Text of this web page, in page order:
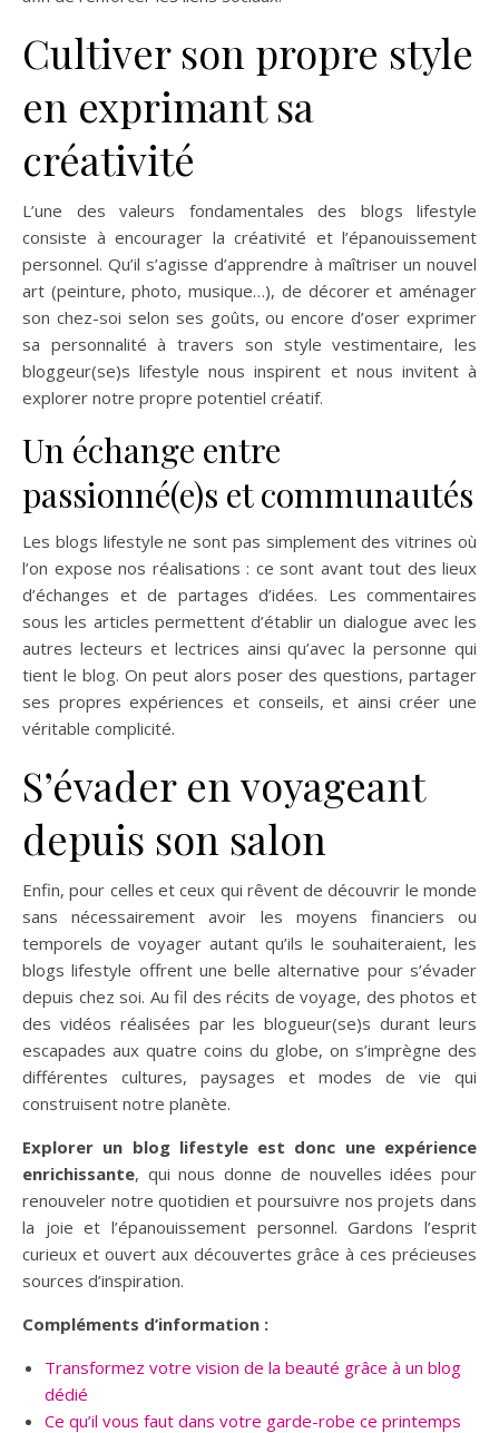
Cultiver son propre style
en exprimant sa
créativité
L’une des valeurs fondamentales des blogs lifestyle
consiste à encourager la créativité et l’épanouissement
personnel. Qu’il s’agisse d’apprendre à maîtriser un nouvel
art (peinture, photo, musique…), de décorer et aménager
son chez-soi selon ses goûts, ou encore d’oser exprimer
sa personnalité à travers son style vestimentaire, les
bloggeur(se)s lifestyle nous inspirent et nous invitent à
explorer notre propre potentiel créatif.
Un échange entre
passionné(e)s et communautés
Les blogs lifestyle ne sont pas simplement des vitrines où
l’on expose nos réalisations : ce sont avant tout des lieux
d’échanges et de partages d’idées. Les commentaires
sous les articles permettent d’établir un dialogue avec les
autres lecteurs et lectrices ainsi qu’avec la personne qui
tient le blog. On peut alors poser des questions, partager
ses propres expériences et conseils, et ainsi créer une
véritable complicité.
S’évader en voyageant
depuis son salon
Enfin, pour celles et ceux qui rêvent de découvrir le monde
sans nécessairement avoir les moyens financiers ou
temporels de voyager autant qu’ils le souhaiteraient, les
blogs lifestyle offrent une belle alternative pour s’évader
depuis chez soi. Au fil des récits de voyage, des photos et
des vidéos réalisées par les blogueur(se)s durant leurs
escapades aux quatre coins du globe, on s’imprègne des
différentes cultures, paysages et modes de vie qui
construisent notre planète.
Explorer un blog lifestyle est donc une expérience
enrichissante, qui nous donne de nouvelles idées pour
renouveler notre quotidien et poursuivre nos projets dans
la joie et l’épanouissement personnel. Gardons l’esprit
curieux et ouvert aux découvertes grâce à ces précieuses
sources d’inspiration.
Compléments d’information :
Transformez votre vision de la beauté grâce à un blog
dédié
Ce qu’il vous faut dans votre garde-robe ce printemps